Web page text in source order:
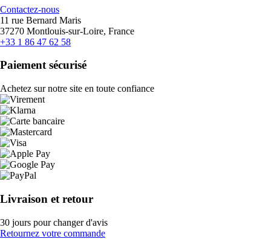
Contactez-nous
11 rue Bernard Maris
37270 Montlouis-sur-Loire, France
+33 1 86 47 62 58
Paiement sécurisé
Achetez sur notre site en toute confiance
Livraison et retour
30 jours pour changer d'avis
Retournez votre commande